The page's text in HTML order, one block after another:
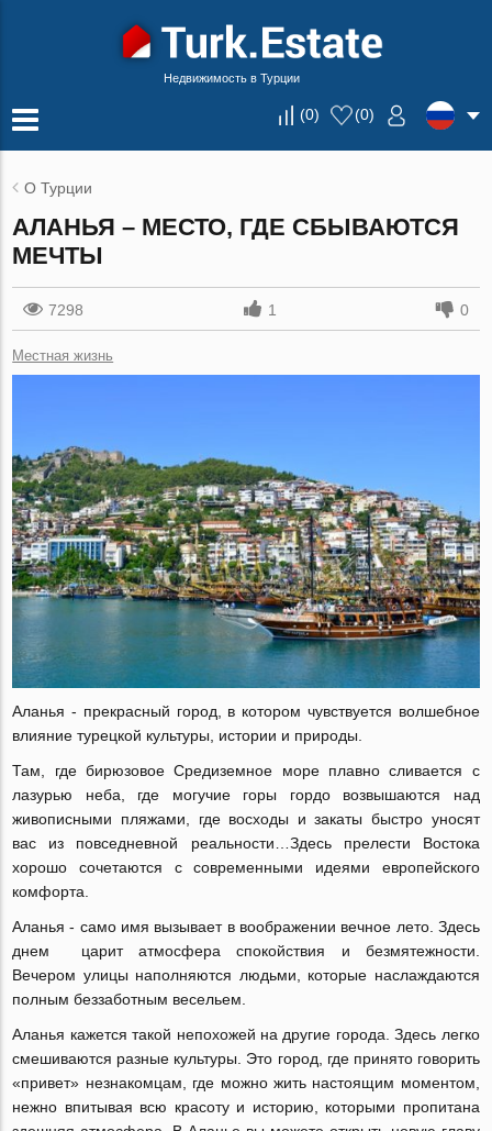
Недвижимость в Турции
(0) (0)
О Турции
АЛАНЬЯ – МЕСТО, ГДЕ СБЫВАЮТСЯ
МЕЧТЫ
7298 1 0
Местная жизнь
Аланья - прекрасный город, в котором чувствуется волшебное
влияние турецкой культуры, истории и природы.
Там, где бирюзовое Средиземное море плавно сливается с
лазурью неба, где могучие горы гордо возвышаются над
живописными пляжами, где восходы и закаты быстро уносят
вас из повседневной реальности…Здесь прелести Востока
хорошо сочетаются с современными идеями европейского
комфорта.
Аланья - само имя вызывает в воображении вечное лето. Здесь
днем ​ царит атмосфера спокойствия и безмятежности.
Вечером улицы наполняются людьми, которые наслаждаются
полным беззаботным весельем.
Аланья кажется такой непохожей на другие города. Здесь легко
смешиваются разные культуры. Это город, где принято говорить
«привет» незнакомцам, где можно жить настоящим моментом,
нежно впитывая всю красоту и историю, которыми пропитана